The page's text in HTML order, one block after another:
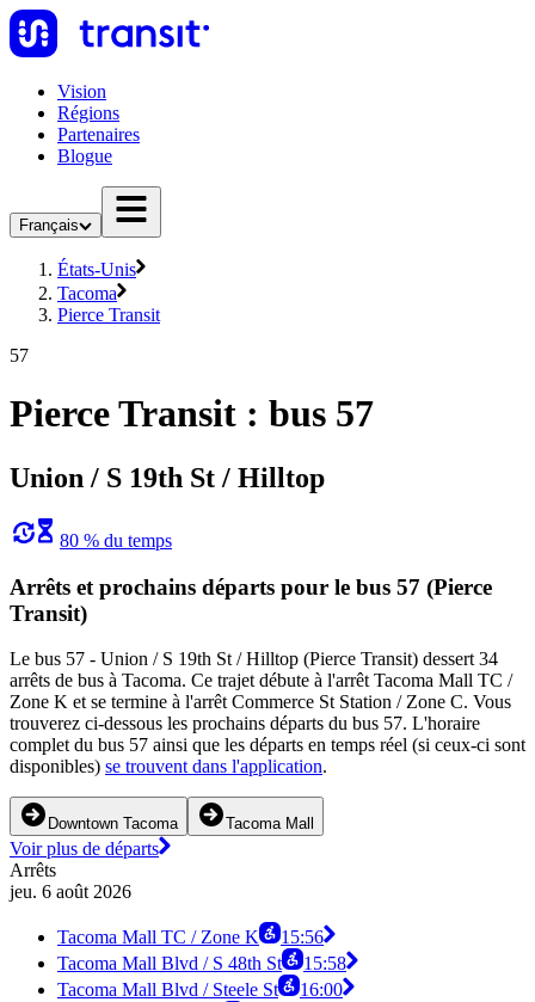
Vision
Régions
Partenaires
Blogue
Français
États-Unis
Tacoma
Pierce Transit
57
Pierce Transit : bus 57
Union / S 19th St / Hilltop
80 % du temps
Arrêts et prochains départs pour le bus 57 (Pierce
Transit)
Le bus 57 - Union / S 19th St / Hilltop (Pierce Transit) dessert 34
arrêts de bus à Tacoma. Ce trajet débute à l'arrêt Tacoma Mall TC /
Zone K et se termine à l'arrêt Commerce St Station / Zone C. Vous
trouverez ci-dessous les prochains départs du bus 57. L'horaire
complet du bus 57 ainsi que les départs en temps réel (si ceux-ci sont
disponibles) se trouvent dans l'application.
Downtown Tacoma Tacoma Mall
Voir plus de départs
Arrêts
jeu. 6 août 2026
Tacoma Mall TC / Zone K
15:56
Tacoma Mall Blvd / S 48th St
15:58
Tacoma Mall Blvd / Steele St
16:00